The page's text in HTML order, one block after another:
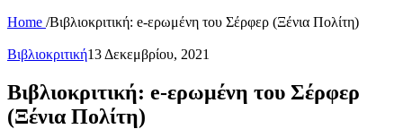
Home /Βιβλιοκριτική: e-ερωμένη του Σέρφερ (Ξένια Πολίτη)
Βιβλιοκριτική13 Δεκεμβρίου, 2021
Βιβλιοκριτική: e-ερωμένη του Σέρφερ
(Ξένια Πολίτη)